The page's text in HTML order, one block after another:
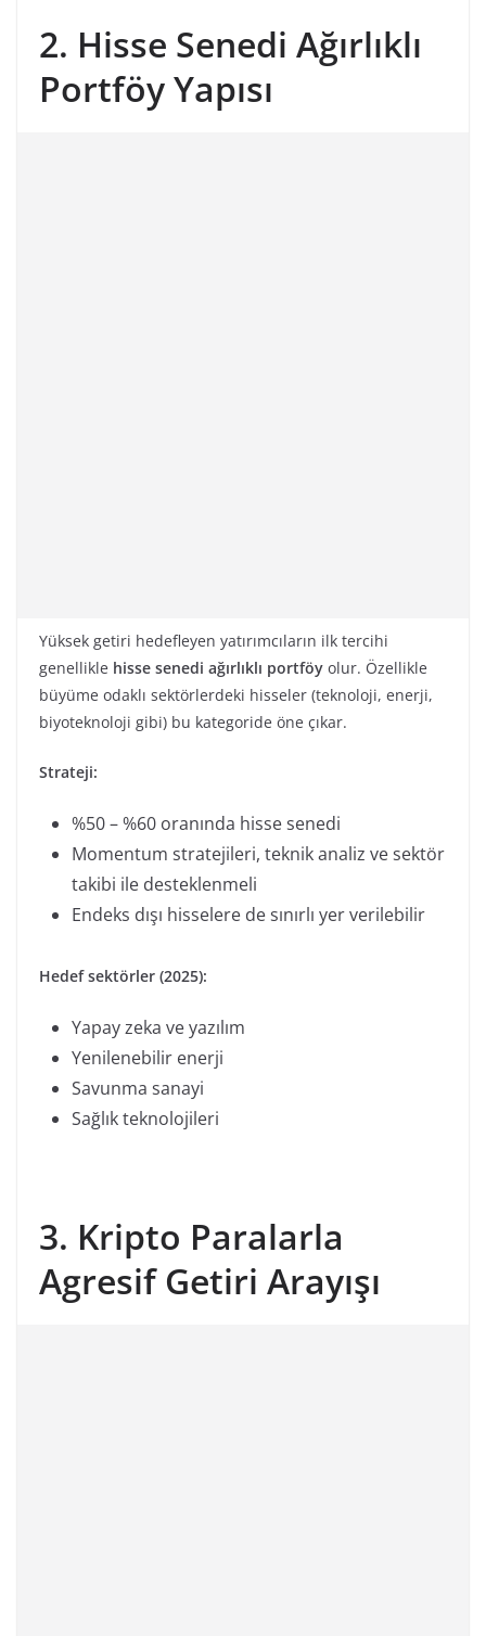
2. Hisse Senedi Ağırlıklı
Portföy Yapısı
Yüksek getiri hedefleyen yatırımcıların ilk tercihi
genellikle hisse senedi ağırlıklı portföy olur. Özellikle
büyüme odaklı sektörlerdeki hisseler (teknoloji, enerji,
biyoteknoloji gibi) bu kategoride öne çıkar.
Strateji:
%50 – %60 oranında hisse senedi
Momentum stratejileri, teknik analiz ve sektör
takibi ile desteklenmeli
Endeks dışı hisselere de sınırlı yer verilebilir
Hedef sektörler (2025):
Yapay zeka ve yazılım
Yenilenebilir enerji
Savunma sanayi
Sağlık teknolojileri
3. Kripto Paralarla
Agresif Getiri Arayışı